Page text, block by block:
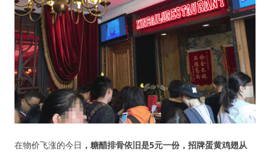
在物价飞涨的今日 ，糖醋排骨依旧是5元一份，招牌蛋黄鸡翅从